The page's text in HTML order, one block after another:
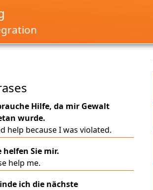
Hilfe, da mir Gewalt
wurde.
help because I was violated.
helfen Sie mir.
help me.
ich die nächste